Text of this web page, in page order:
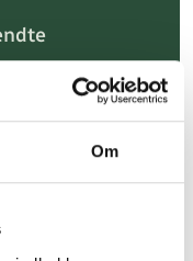
Om
af kendte
her